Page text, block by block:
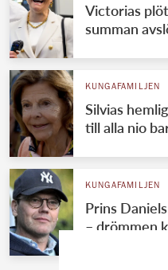
Victorias
summan
KUNGAFAMILJEN
Silvias
till alla nio
KUNGAFAMILJEN
Prins
– drömmen